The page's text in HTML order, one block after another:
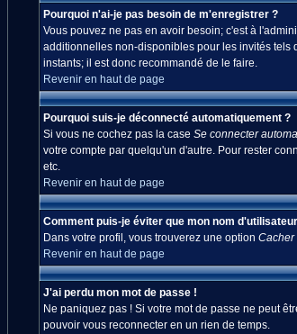
Pourquoi n'ai-je pas besoin de m'enregistrer ?
Vous pouvez ne pas en avoir besoin; c'est à
additionnelles non-disponibles pour les invités tels
instants; il est donc recommandé de le faire.
Revenir en haut de page
Pourquoi suis-je déconnecté automatiquement ?
Si vous ne cochez pas la case Se connecter
votre compte par quelqu'un d'autre. Pour rester
etc.
Revenir en haut de page
Comment puis-je éviter que mon nom
Dans votre profil, vous trouverez une option Cacher
Revenir en haut de page
J'ai perdu mon mot de passe !
Ne paniquez pas ! Si votre mot de passe ne peut
pouvoir vous reconnecter en un rien de temps.